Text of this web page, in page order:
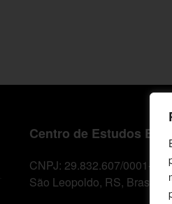
Centro de Estudos
CNPJ: 29.832.607/0001-10
São Leopoldo, RS, Brasil